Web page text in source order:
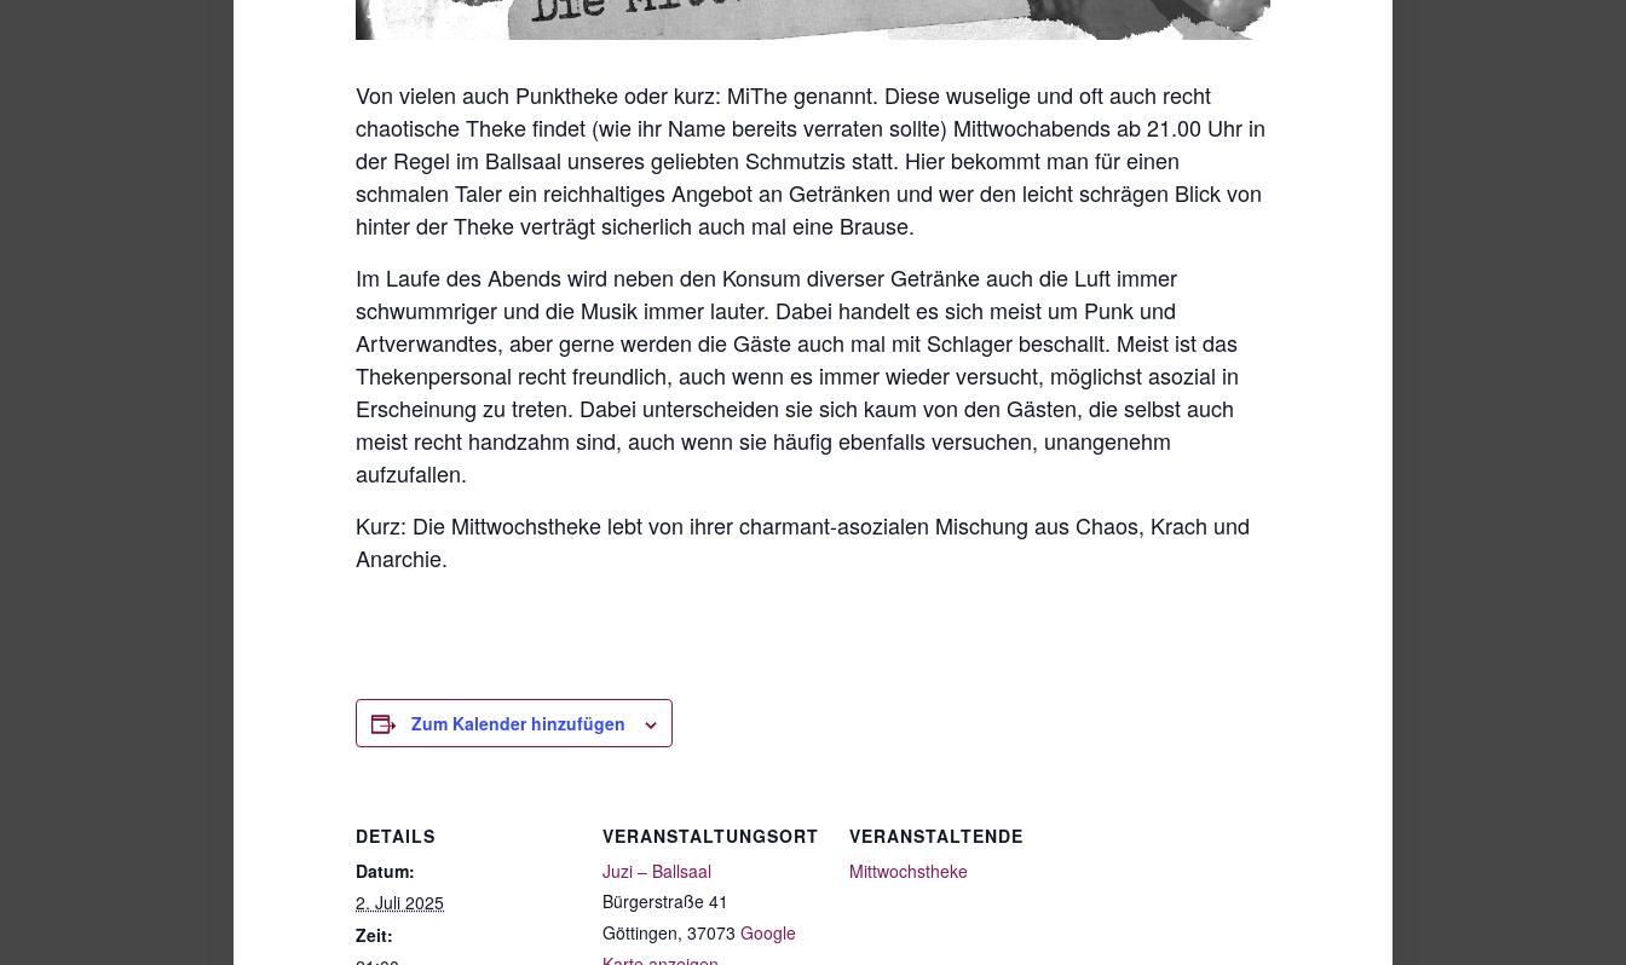
Von vielen auch Punktheke oder kurz: MiThe genannt. Diese wuselige und oft auch recht
chaotische Theke findet (wie ihr Name bereits verraten sollte) Mittwochabends ab 21.00 Uhr in
der Regel im Ballsaal unseres geliebten Schmutzis statt. Hier bekommt man für einen
schmalen Taler ein reichhaltiges Angebot an Getränken und wer den leicht schrägen Blick von
hinter der Theke verträgt sicherlich auch mal eine Brause.
Im Laufe des Abends wird neben den Konsum diverser Getränke auch die Luft immer
schwummriger und die Musik immer lauter. Dabei handelt es sich meist um Punk und
Artverwandtes, aber gerne werden die Gäste auch mal mit Schlager beschallt. Meist ist das
Thekenpersonal recht freundlich, auch wenn es immer wieder versucht, möglichst asozial in
Erscheinung zu treten. Dabei unterscheiden sie sich kaum von den Gästen, die selbst auch
meist recht handzahm sind, auch wenn sie häufig ebenfalls versuchen, unangenehm
aufzufallen.
Kurz: Die Mittwochstheke lebt von ihrer charmant-asozialen Mischung aus Chaos, Krach und
Anarchie.
Zum Kalender hinzufügen
DETAILS
Datum:
2. Juli 2025
Zeit:
VERANSTALTUNGSORT
Juzi – Ballsaal
Bürgerstraße 41
Göttingen, 37073 Google
VERANSTALTENDE
Mittwochstheke